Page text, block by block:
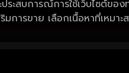
ประสบการณ์การใช้เว็บไซต์ข
การขาย เลือกเนื้อหาที่เหมาะ